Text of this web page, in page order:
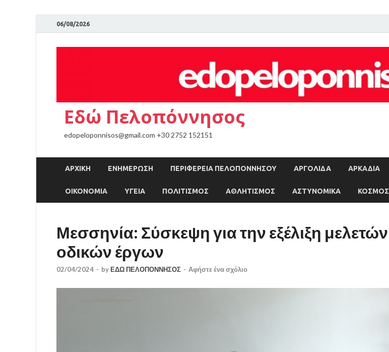
06/08/2026
Εδώ Πελοπόννησος
edopeloponnisos@gmail.com +30 2752 152151
ΑΡΧΙΚΉ ΕΝΗΜΕΡΩΣΗ ΠΕΡΙΦΕΡΕΙΑ ΠΕΛΟΠΟΝΝΗΣΟΥ ΑΡΓΟΛΙΔΑ ΑΡΚΑΔΙΑ
ΟΙΚΟΝΟΜΙΑ ΥΓΕΙΑ ΠΟΛΙΤΙΣΜΟΣ ΑΘΛΗΤΙΣΜΟΣ ΑΣΤΥΝΟΜΙΚΑ ΚΟΣΜΟΣ
Μεσσηνία: Σύσκεψη για την εξέλιξη μελετών
οδικών έργων
02/04/2024 - byΕΔΩ ΠΕΛΟΠΟΝΝΗΣΟΣ - Αφήστε ένα σχόλιο